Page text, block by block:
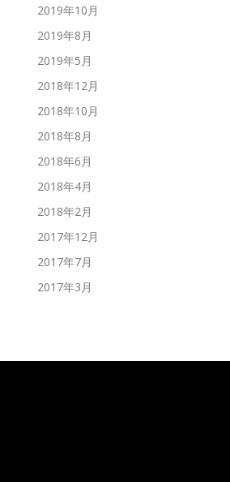
2019年10月
2019年8月
2019年5月
2018年12月
2018年10月
2018年8月
2018年6月
2018年4月
2018年2月
2017年12月
2017年7月
2017年3月